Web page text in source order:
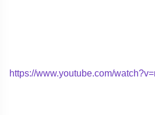
https://www.youtube.com/